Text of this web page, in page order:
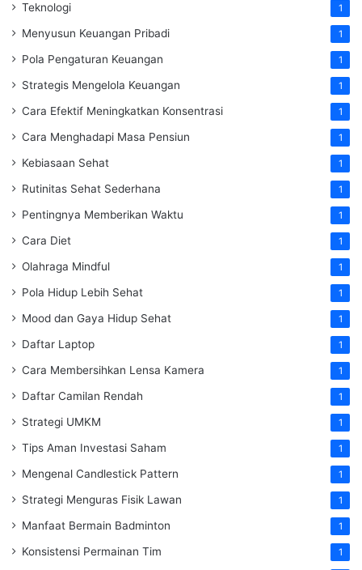
Teknologi 1
Menyusun Keuangan Pribadi 1
Pola Pengaturan Keuangan 1
Strategis Mengelola Keuangan 1
Cara Efektif Meningkatkan Konsentrasi 1
Cara Menghadapi Masa Pensiun 1
Kebiasaan Sehat 1
Rutinitas Sehat Sederhana 1
Pentingnya Memberikan Waktu 1
Cara Diet 1
Olahraga Mindful 1
Pola Hidup Lebih Sehat 1
Mood dan Gaya Hidup Sehat 1
Daftar Laptop 1
Cara Membersihkan Lensa Kamera 1
Daftar Camilan Rendah 1
Strategi UMKM 1
Tips Aman Investasi Saham 1
Mengenal Candlestick Pattern 1
Strategi Menguras Fisik Lawan 1
Manfaat Bermain Badminton 1
Konsistensi Permainan Tim 1